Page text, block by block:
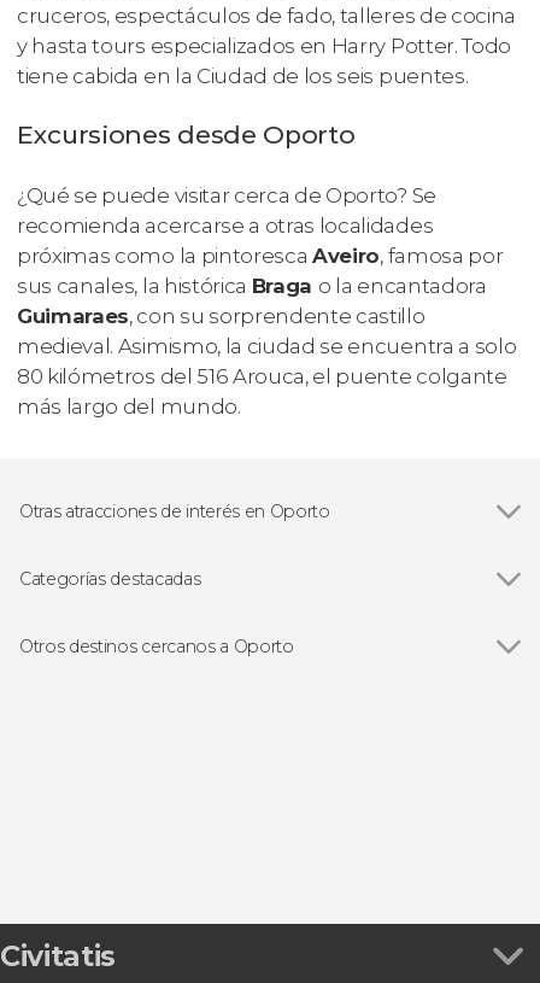
cruceros, espectáculos de fado, talleres de cocina
y hasta tours especializados en Harry Potter. Todo
tiene cabida en la Ciudad de los seis puentes.
Excursiones desde Oporto
¿Qué se puede visitar cerca de Oporto? Se
recomienda acercarse a otras localidades
próximas como la pintorescaAveiro, famosa por
sus canales, la histórica Braga o la encantadora
Guimaraes, con su sorprendente castillo
medieval. Asimismo, la ciudad se encuentra a solo
80 kilómetros del 516 Arouca, el puente colgante
más largo del mundo.
Otras atracciones de interés en Oporto
Catedral de Oporto
Librería Lello
Categorías destacadas
Free tours en Oporto
Otros destinos cercanos a Oporto
Civitatis